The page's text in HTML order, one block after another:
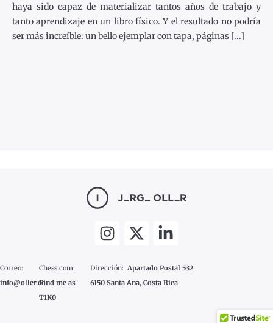
haya sido capaz de materializar tantos años de trabajo y
tanto aprendizaje en un libro físico. Y el resultado no podría
ser más increíble: un bello ejemplar con tapa, páginas [...]
Correo:
info@oller.co
Chess.com:
Find me as
T1K0
Dirección:Apartado Postal 532
6150 Santa Ana, Costa Rica